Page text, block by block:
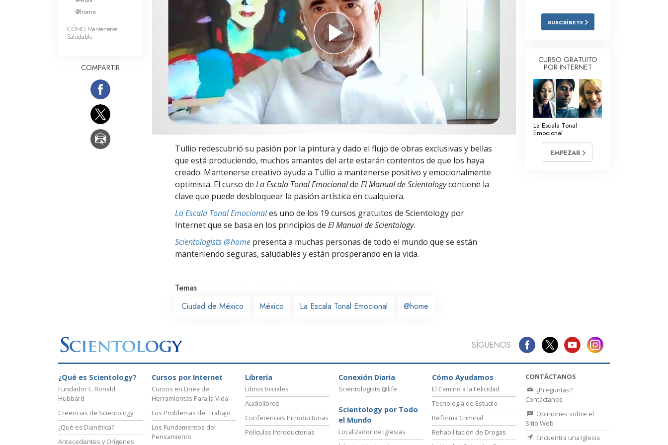
Amor y Odio: ¿Qué es Grandeza?
Respuestas a las Drogas
La Ética y las
La Causa de la Supresión
Investigaciones
Los Fundamentos de la Organización
Los Fundamentos de las Relaciones
Tullio redescubrió su pasión por la pintura y dado el flujo de obras exclusivas y bellas
que está produciendo, muchos amantes del arte estarán contentos de que los haya
creado. Mantenerse creativo ayuda a Tullio a mantenerse positivo y emocionalmente
optimista. El curso de La Escala Tonal Emocionalde El Manual de Scientologycontiene la
clave que puede desbloquear la pasión artística en cualquiera.
La Escala Tonal Emocionales uno de los 19 cursos gratuitos de Scientology por
Internet que se basa en los principios de El Manual de Scientology.
Scientologists @home presenta a muchas personas de todo el mundo que se están
manteniendo seguras, saludables y están prosperando en la vida.
Temas
Ciudad de México
México La Escala Tonal Emocional @home
@home
CÓMO Mantenerse
Saludable
COMPARTIR
SUSCRÍBETE
CURSO GRATUITO
POR INTERNET
La Escala Tonal
Emocional
EMPEZAR
SÍGUENOS
¿Qué es Scientology?
Fundador L. Ronald
Hubbard
Creencias de Scientology
¿Qué es Dianética?
Antecedentes y Orígenes
Cursos por Internet
Cursos en Línea de
Herramientas Para la Vida
Los Problemas del Trabajo
Los Fundamentos del
Pensamiento
Librería
Libros Iniciales
Audiolibros
Conferencias Introductorias
Películas Introductorias
Conexión Diaria
Scientologists @life
Scientology por Todo
el Mundo
Localizador de Iglesias
Cómo Ayudamos
El Camino a la Felicidad
Tecnología de Estudio
Reforma Criminal
Rehabilitación de Drogas
CONTÁCTANOS
¿Preguntas?
Contáctanos
Opiniones sobre el
Sitio Web
Encuentra una Iglesia